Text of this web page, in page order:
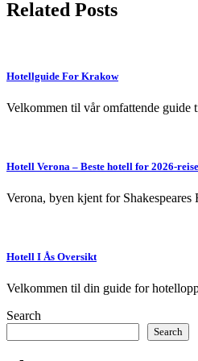
Related Posts
Hotellguide For Krakow
Velkommen til vår omfattende
Hotell Verona – Beste hotell for 2026-
Verona, byen kjent for
Hotell I Ås Oversikt
Velkommen til din guide for
Search
Search